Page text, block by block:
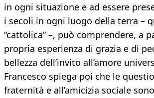
in ogni situazione e ad essere
i secoli in ogni luogo della terra –
“cattolica” –, può comprendere, a
propria esperienza di grazia e di
bellezza dell’invito all’amore
Francesco spiega poi che le
fraternità e all’amicizia sociale